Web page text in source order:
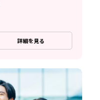
詳細を見る